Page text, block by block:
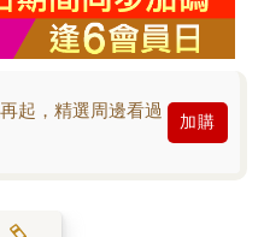
起，精選周邊看過
加購